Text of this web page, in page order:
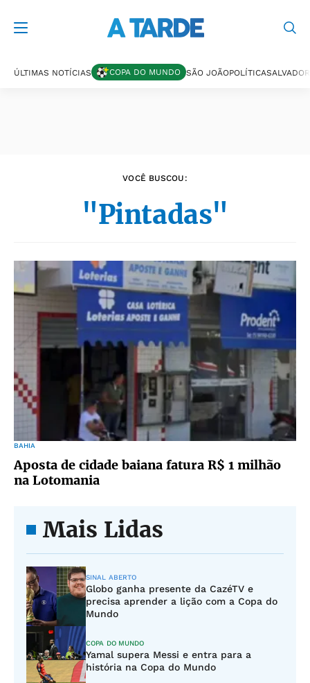
ÚLTIMAS NOTÍCIAS COPA DO MUNDO SÃO JOÃOPOLÍTICASALVADOR
VOCÊ BUSCOU:
"Pintadas"
BAHIA
Aposta de cidade baiana fatura R$ 1 milhão
na Lotomania
Mais Lidas
SINAL ABERTO
Globo ganha presente da CazéTV e
precisa aprender a lição com a Copa do
Mundo
COPA DO MUNDO
Yamal supera Messi e entra para a
história na Copa do Mundo